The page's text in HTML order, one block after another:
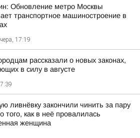
Обновление метро Москвы
транспортное машиностроение в
17:19
рассказали о новых законах,
в силу в августе
ливнёвку закончили чинить за пару
того, как в неё провалилась
женщина